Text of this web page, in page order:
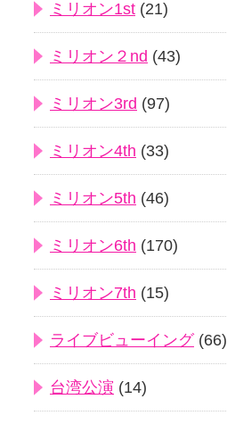
ミリオン1st (21)
ミリオン２nd (43)
ミリオン3rd (97)
ミリオン4th (33)
ミリオン5th (46)
ミリオン6th (170)
ミリオン7th (15)
ライブビューイング(66)
台湾公演 (14)